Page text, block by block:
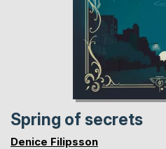
Spring of secrets
Denice Filipsson